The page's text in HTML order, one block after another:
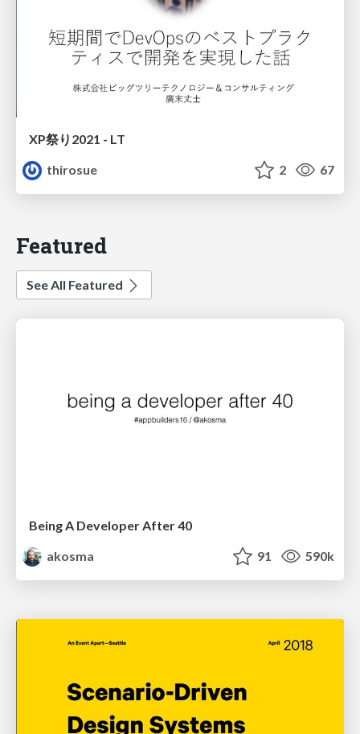
XP祭り2021 - LT
thirosue
2 67
Featured
See All Featured
Being A Developer After 40
akosma
91 590k